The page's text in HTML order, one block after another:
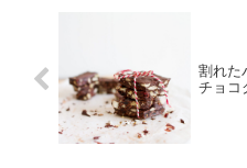
割れた
チョコ